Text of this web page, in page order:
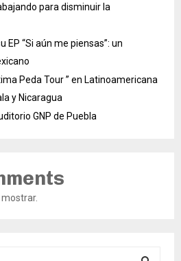
para disminuir la
EP “Si aún me piensas”: un
Peda Tour ” en Latinoamericana
y Nicaragua
GNP de Puebla